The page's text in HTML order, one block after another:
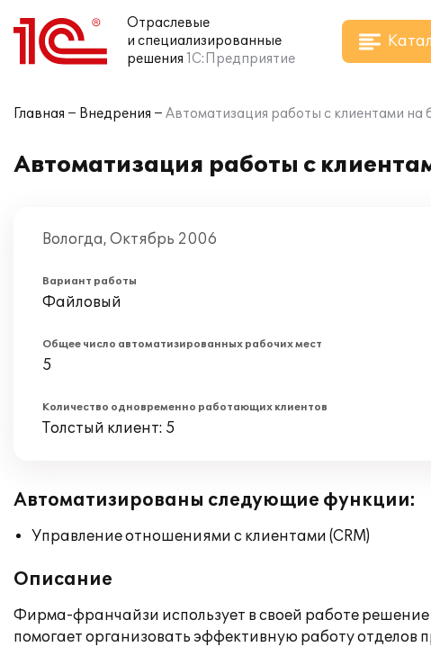
Отраслевые
и специализированные
решения 1С:Предприятие
Главная Внедрения Автоматизация работы с клиентами на
Автоматизация работы с
Вологда, Октябрь 2006
Вариант работы
Файловый
Общее число автоматизированных рабочих мест
5
Количество одновременно работающих клиентов
Толстый клиент: 5
Автоматизированы следующие функции:
Управление отношениями с клиентами (CRM)
Описание
Фирма-франчайзи использует в своей работе
помогает организовать эффективную работу отделов